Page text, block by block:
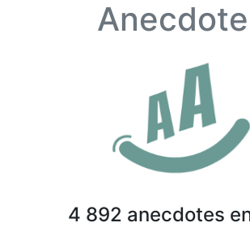
4 892 anecdotes